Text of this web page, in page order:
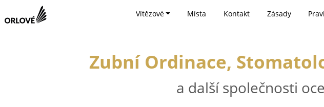
Vítězové Místa Kontakt Zásady
Zubní Ordinace,
a další společnosti